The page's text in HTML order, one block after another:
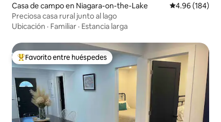
Casa de campo en Niagara-on-the-Lake Calificación
4.96 (184)
Preciosa casa rural junto al lago
Ubicación · Familiar · Estancia larga
De los mejores en Favorito entre huéspedes
Favorito entre huéspedes